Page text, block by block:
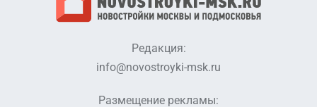
Редакция:
info@novostroyki-msk.ru
Размещение рекламы: